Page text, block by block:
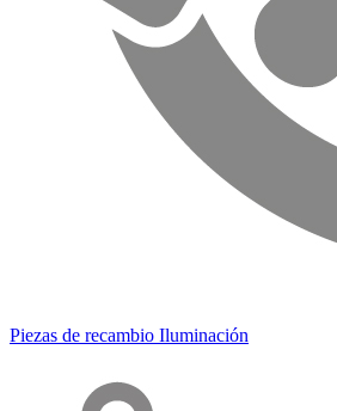
Piezas de recambio Iluminación